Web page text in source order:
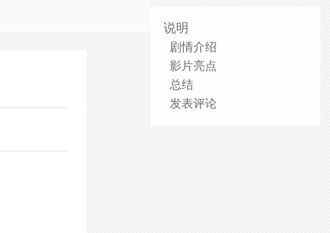
说明
剧情介绍
影片亮点
总结
发表评论